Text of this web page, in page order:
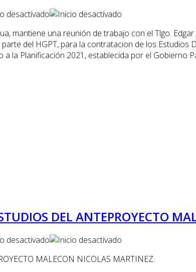
mantiene una reunión de trabajo con el Tlgo.
del HGPT, para la contratacion de los Estudios
a la Planificación 2021, establecida por el Gobierno
DEL ANTEPROYECTO
MALECON NICOLAS MARTINEZ.